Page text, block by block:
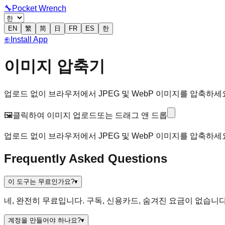
🔧 Pocket Wrench
EN 繁 简 日 FR ES 한
⊕ Install App
이미지 압축기
업로드 없이 브라우저에서 JPEG 및 WebP 이미지를 압축하세
🖼️클릭하여 이미지 업로드 또는 드래그 앤 드롭
업로드 없이 브라우저에서 JPEG 및 WebP 이미지를 압축하세
Frequently Asked Questions
이 도구는 무료인가요?▾
네, 완전히 무료입니다. 구독, 신용카드, 숨겨진 요금이 없습니
계정을 만들어야 하나요?▾